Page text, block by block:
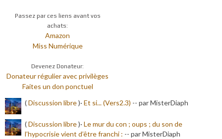
Passez par ces liens avant vos
achats:
Amazon
Miss Numérique
Devenez Donateur:
Donateur régulier avec privilèges
Faites un don ponctuel
(Discussion libre)· Et si... (Vers2.3) -- par MisterDiaph
(Discussion libre)· Le mur du con ; oups ; du son de
l’hypocrisie vient d’être franchi : -- par MisterDiaph